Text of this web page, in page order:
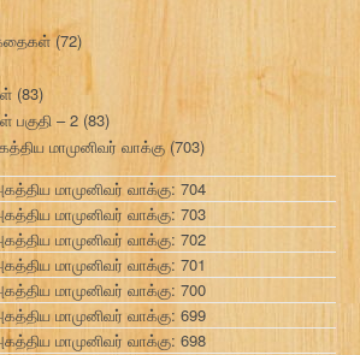
(72)
(83)
பகுதி – 2 (83)
மாமுனிவர் வாக்கு (703)
மாமுனிவர் வாக்கு: 704
மாமுனிவர் வாக்கு: 703
மாமுனிவர் வாக்கு: 702
மாமுனிவர் வாக்கு: 701
மாமுனிவர் வாக்கு: 700
மாமுனிவர் வாக்கு: 699
மாமுனிவர் வாக்கு: 698